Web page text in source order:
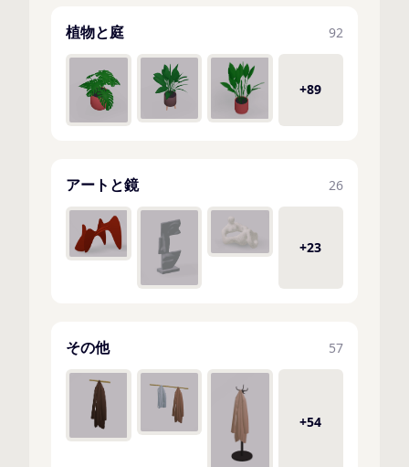
植物と庭 92
+89
アートと鏡 26
+23
その他 57
+54